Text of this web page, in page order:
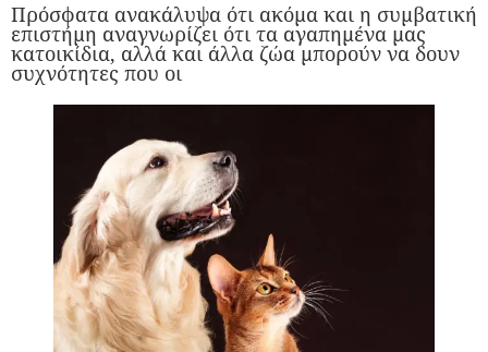
Πρόσφατα ανακάλυψα ότι ακόμα και η συμβατική
επιστήμη αναγνωρίζει ότι τα αγαπημένα μας
κατοικίδια, αλλά και άλλα ζώα μπορούν να δουν
συχνότητες που οι